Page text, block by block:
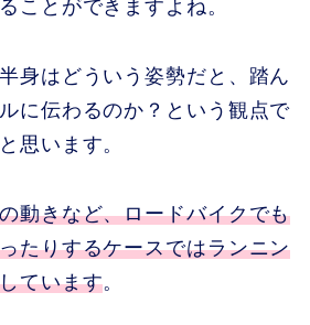
ことができますよね。
身はどういう姿勢だと、踏ん
に伝わるのか？という観点で
思います。
動きなど、ロードバイクでも
たりするケースではランニン
ています。